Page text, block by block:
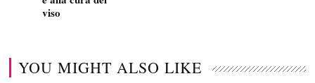
viso
YOU MIGHT ALSO LIKE